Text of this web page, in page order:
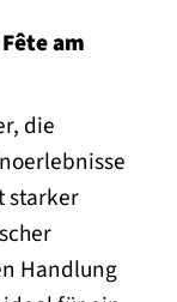
am
die
starker
Handlung